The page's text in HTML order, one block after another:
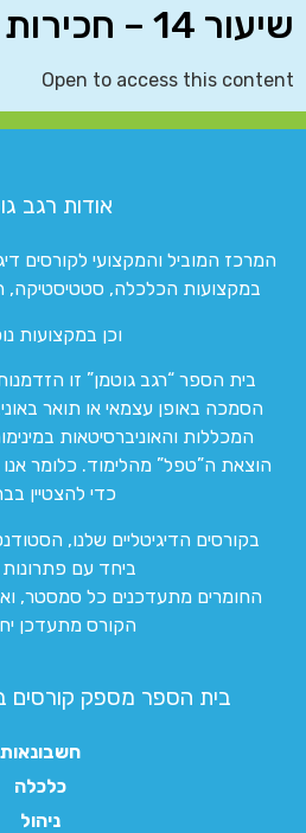
שיעור 14 – חכירות (IFRS 16)
Open to access this content
אודות רגב
במקצועות הכלכלה, סטטיסטיקה,
וכן במקצועות
בית הספר “רגב גוטמן” זו
הסמכה באופן עצמאי או תואר
המכללות והאוניברסיטאות
הוצאת ה”טפל” מהלימוד. כלומר
כדי להצטיין
בקורסים הדיגיטליים שלנו,
ביחד עם
החומרים מתעדכנים כל סמסטר,
הקורס מתעדכן
בית הספר מספק קורסים
חשבונאות
כלכלה
ניהול